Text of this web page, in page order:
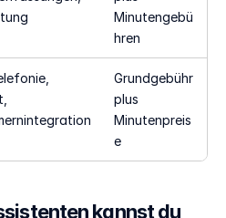
Minutengebü
hren
Grundgebühr
plus
Minutenpreis
e
kannst du